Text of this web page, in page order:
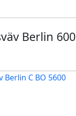
Berlin 600